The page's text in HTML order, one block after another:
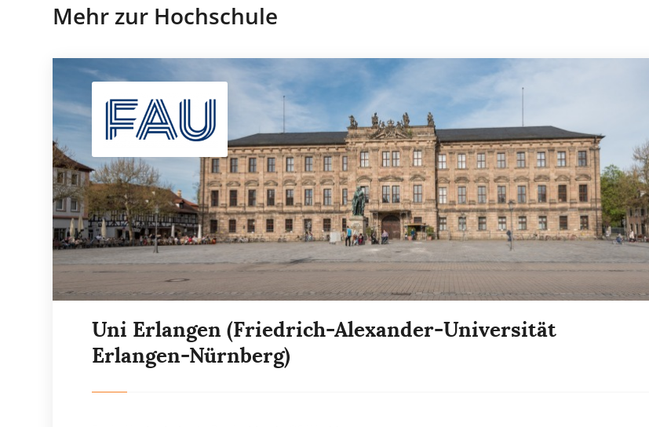
Mehr zur Hochschule
Uni Erlangen (Friedrich-Alexander-Universität
Erlangen-Nürnberg)